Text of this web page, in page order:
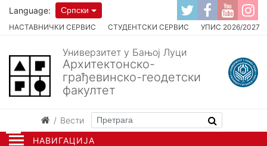
НАВИГАЦИЈА
НАСТАВНИЧКИ СЕРВИС СТУДЕНТСКИ СЕРВИС УПИС 2026/2027
Language: Српски
Универзитет у Бањој Луци
Архитектонско-
грађевинско-геодетски
факултет
Вести